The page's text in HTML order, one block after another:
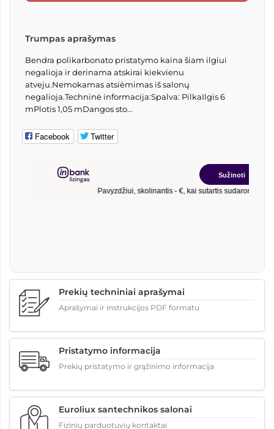
Trumpas aprašymas
Bendra polikarbonato pristatymo kaina šiam ilgiui
negalioja ir derinama atskirai kiekvienu
atveju.Nemokamas atsiėmimas iš salonų
negalioja.Techninė informacija:Spalva: PilkaIlgis 6
mPlotis 1,05 mDangos sto...
Facebook Twitter
Prekių techniniai aprašymai
Aprašymai ir instrukcijos PDF formatu
Pristatymo informacija
Prekių pristatymo ir grąžinimo informacija
Euroliux santechnikos salonai
Fizinių parduotuvių kontaktai